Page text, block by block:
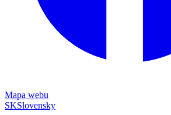
Mapa webu
SKSlovensky